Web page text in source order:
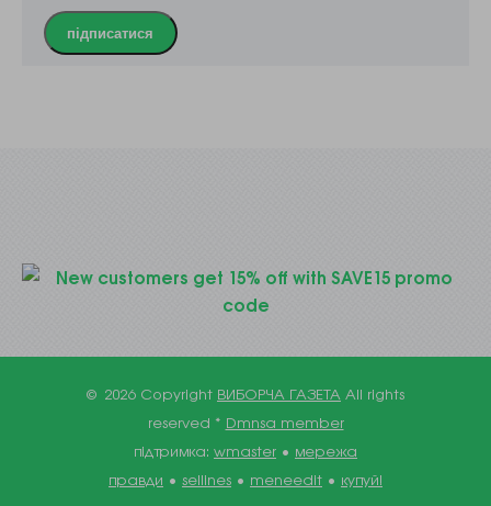
підписатися
© 2026 Copyright ВИБОРЧА ГАЗЕТА All rights
reserved * Dmnsa member
підтримка: wmaster • мережа
правди • sellines • meneedit • купуй!